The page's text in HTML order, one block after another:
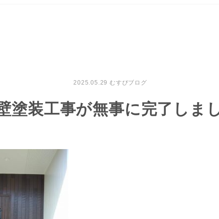
2025.05.29 むすびブログ
塗装工事が無事に完了しま